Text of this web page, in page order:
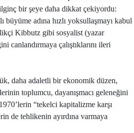
bir şeye daha dikkat çekiyordu:
adına hızlı yoksullaşmayı kabul
Kibbutz gibi sosyalist (yazar
canlandırmaya çalıştıklarını ileri
daha adaletli bir ekonomik düzen,
toplumcu, dayanışmacı geleneğini
“tekelci kapitalizme karşı
de tehlikenin ayırdına varmaya